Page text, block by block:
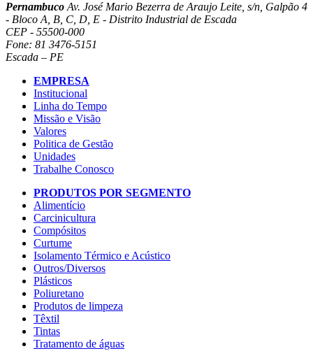
Pernambuco Av. José Mario Bezerra de Araujo Leite, s/n, Galpão 4
- Bloco A, B, C, D, E - Distrito Industrial de Escada
CEP - 55500-000
Fone: 81 3476-5151
Escada – PE
EMPRESA
Institucional
Linha do Tempo
Missão e Visão
Valores
Politica de Gestão
Unidades
Trabalhe Conosco
PRODUTOS POR SEGMENTO
Alimentício
Carcinicultura
Compósitos
Curtume
Isolamento Térmico e Acústico
Outros/Diversos
Plásticos
Poliuretano
Produtos de limpeza
Têxtil
Tintas
Tratamento de águas